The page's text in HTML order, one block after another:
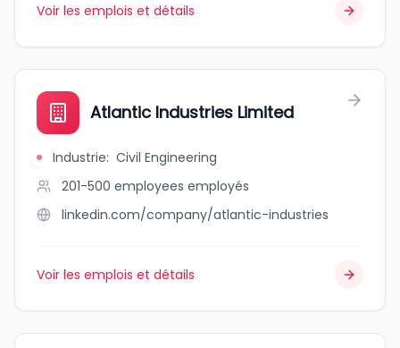
Voir les emplois et détails
Atlantic Industries Limited
Industrie: Civil Engineering
201-500 employees employés
linkedin.com/company/atlantic-industries
Voir les emplois et détails